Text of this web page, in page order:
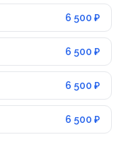
6 500 ₽
6 500 ₽
6 500 ₽
6 500 ₽